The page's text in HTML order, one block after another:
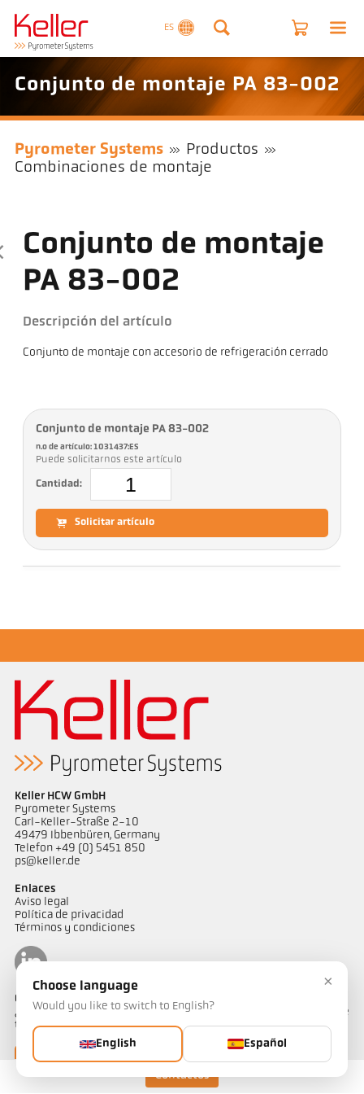
ES
Contactos
Conjunto de montaje PA 83-002
Pyrometer Systems
Productos
Combinaciones de montaje
Conjunto de montaje
PA 83-002
Descripción del artículo
Conjunto de montaje con accesorio de refrigeración cerrado
Conjunto de montaje PA 83-002
n.o de artículo: 1031437:ES
Puede solicitarnos este artículo
Cantidad:
Solicitar artículo
Keller HCW GmbH
Pyrometer Systems
Carl-Keller-Straße 2-10
49479 Ibbenbüren, Germany
Telefon +49 (0) 5451 850
ps@keller.de
Enlaces
Aviso legal
Política de privacidad
Términos y condiciones
Contactos
¿Tiene alguna pregunta sobre nuestras soluciones de medición de
temperatura? Nuestro equipo estará encantado de atenderle.
Contáctenos
×
Choose language
Would you like to switch to English?
English Español